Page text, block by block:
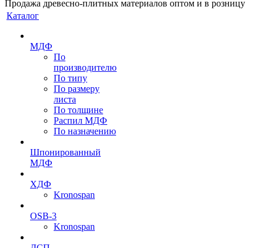
Продажа древесно-плитных материалов оптом и в розницу
Каталог
МДФ
По
производителю
По типу
По размеру
листа
По толщине
Распил МДФ
По назначению
Шпонированный
МДФ
ХДФ
Kronospan
OSB-3
Kronospan